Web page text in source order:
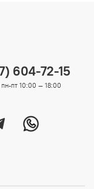
604-72-15
пт 10:00 — 18:00